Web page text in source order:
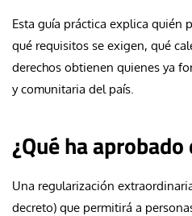
Esta guía práctica explica quién
qué requisitos se exigen, qué
derechos obtienen quienes ya
y comunitaria del país.
¿Qué ha
Una regularización
decreto) que permitirá a